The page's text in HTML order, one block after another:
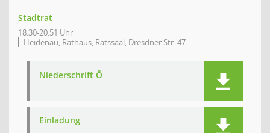
Stadtrat
18:30-20:51 Uhr
Heidenau, Rathaus, Ratssaal, Dresdner Str. 47
Niederschrift Ö
Einladung